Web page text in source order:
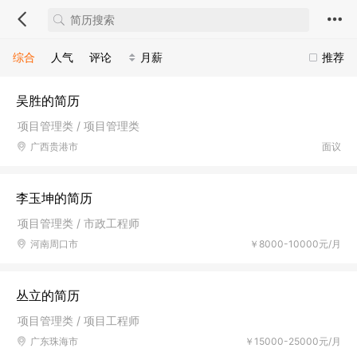
推荐
综合 人气 评论 月薪
吴胜的简历
项目管理类 / 项目管理类
面议
广西贵港市
李玉坤的简历
项目管理类 / 市政工程师
￥8000-10000元/月
河南周口市
丛立的简历
项目管理类 / 项目工程师
￥15000-25000元/月
广东珠海市